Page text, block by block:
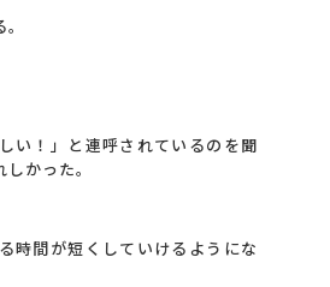
い！」と連呼されているのを聞
かった。
時間が短くしていけるようにな